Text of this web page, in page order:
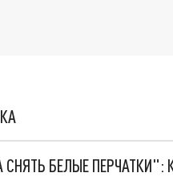
БЕЛЫЕ ПЕРЧАТКИ":